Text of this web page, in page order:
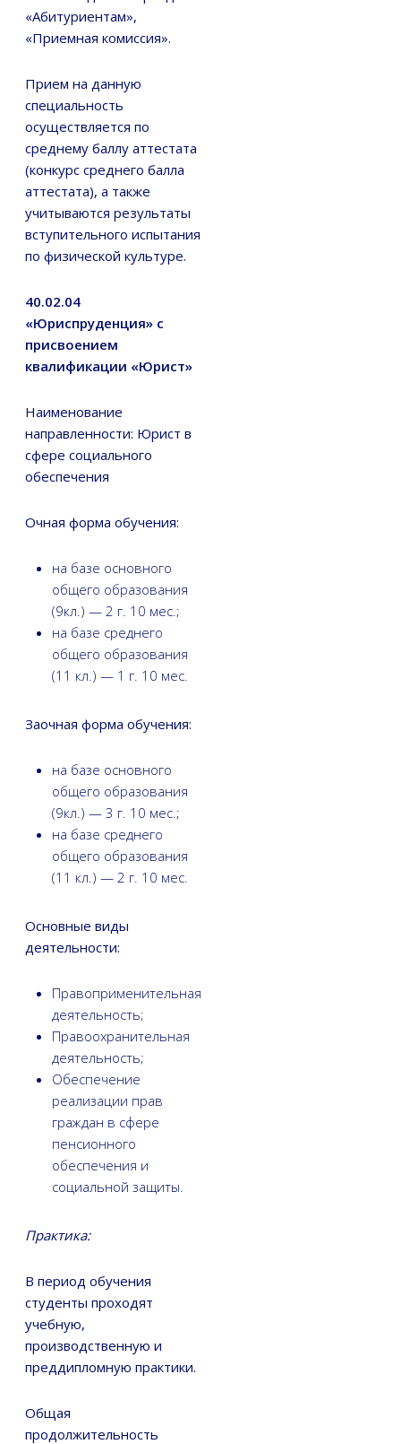
«Абитуриентам»,
«Приемная комиссия».
Прием на данную
специальность
осуществляется по
среднему баллу аттестата
(конкурс среднего балла
аттестата), а также
учитываются результаты
вступительного испытания
по физической культуре.
40.02.04
«Юриспруденция» c
присвоением
квалификации «Юрист»
Наименование
направленности: Юрист в
сфере социального
обеспечения
Очная форма обучения:
на базе основного
общего образования
(9кл.) — 2 г. 10 мес.;
на базе среднего
общего образования
(11 кл.) — 1 г. 10 мес.
Заочная форма обучения:
на базе основного
общего образования
(9кл.) — 3 г. 10 мес.;
на базе среднего
общего образования
(11 кл.) — 2 г. 10 мес.
Основные виды
деятельности:
Правоприменительная
деятельность;
Правоохранительная
деятельность;
Обеспечение
реализации прав
граждан в сфере
пенсионного
обеспечения и
социальной защиты.
Практика:
В период обучения
студенты проходят
учебную,
производственную и
преддипломную практики.
Общая
продолжительность